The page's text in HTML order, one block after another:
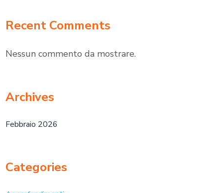
Recent Comments
Nessun commento da mostrare.
Archives
Febbraio 2026
Categories